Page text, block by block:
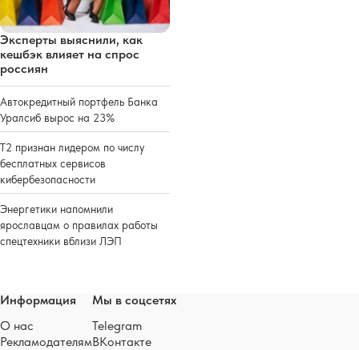
Эксперты выяснили, как
кешбэк влияет на спрос
россиян
Автокредитный портфель Банка
Уралсиб вырос на 23%
Т2 признан лидером по числу
бесплатных сервисов
кибербезопасности
Энергетики напомнили
ярославцам о правилах работы
спецтехники вблизи ЛЭП
Информация
О нас
Рекламодателям
Мы в соцсетях
Telegram
ВКонтакте